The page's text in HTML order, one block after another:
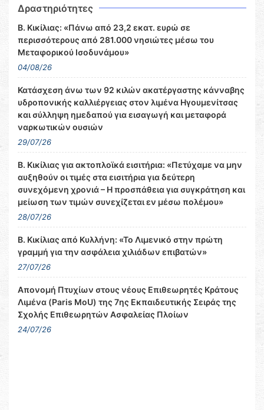
Δραστηριότητες
Β. Κικίλιας: «Πάνω από 23,2 εκατ. ευρώ σε
περισσότερους από 281.000 νησιώτες μέσω του
Μεταφορικού Ισοδυνάμου»
04/08/26
Κατάσχεση άνω των 92 κιλών ακατέργαστης κάνναβης
υδροπονικής καλλιέργειας στον λιμένα Ηγουμενίτσας
και σύλληψη ημεδαπού για εισαγωγή και μεταφορά
ναρκωτικών ουσιών
29/07/26
Β. Κικίλιας για ακτοπλοϊκά εισιτήρια: «Πετύχαμε να μην
αυξηθούν οι τιμές στα εισιτήρια για δεύτερη
συνεχόμενη χρονιά – Η προσπάθεια για συγκράτηση και
μείωση των τιμών συνεχίζεται εν μέσω πολέμου»
28/07/26
Β. Κικίλιας από Κυλλήνη: «Το Λιμενικό στην πρώτη
γραμμή για την ασφάλεια χιλιάδων επιβατών»
27/07/26
Απονομή Πτυχίων στους νέους Επιθεωρητές Κράτους
Λιμένα (Paris MoU) της 7ης Εκπαιδευτικής Σειράς της
Σχολής Επιθεωρητών Ασφαλείας Πλοίων
24/07/26